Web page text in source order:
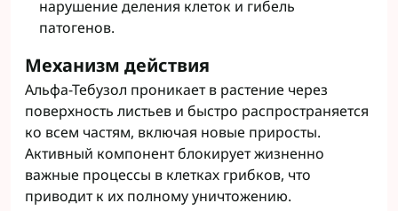
нарушение деления клеток и гибель
патогенов.
Механизм действия
Альфа-Тебузол проникает в растение через
поверхность листьев и быстро распространяется
ко всем частям, включая новые приросты.
Активный компонент блокирует жизненно
важные процессы в клетках грибков, что
приводит к их полному уничтожению.